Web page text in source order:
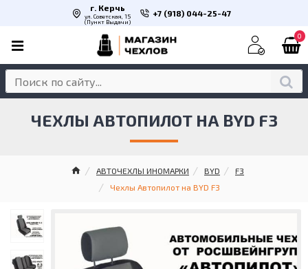
г. Керчь
ул. Советская, 15
(Пункт Выдачи)
+7 (918) 044-25-47
0
АВТОЧЕХЛЫ ИНОМАРКИ BYD
F3
Чехлы Автопилот на BYD F3
ЧЕХЛЫ АВТОПИЛОТ НА BYD F3